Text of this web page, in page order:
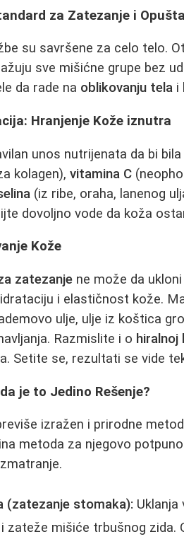
za Zatezanje i
su savršene za celo telo.
sve mišićne grupe bez
da rade na oblikovanju tela i
Hranjenje Kože iznutra
unos nutrijenata da bi
kolagen),vitamina C
(iz ribe, oraha, lanenog
dovoljno vode da koža
Kože
zatezanje ne može da
i elastičnost kože.
ulje, ulje iz koštica
Razmislite i o hiralnoj
Setite se, rezultati se vide
je to Jedino Rešenje?
izražen i prirodne
metoda za njegovo
(zatezanje stomaka): Uklanja
zateže mišiće trbušnog zida.